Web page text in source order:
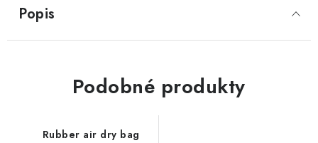
Popis
Podobné produkty
Rubber air dry bag